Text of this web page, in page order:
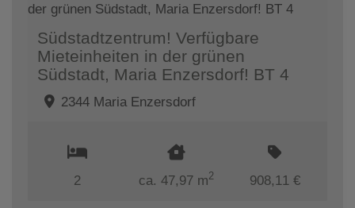
Südstadtzentrum! Verfügbare
Mieteinheiten in der grünen
Südstadt, Maria Enzersdorf! BT 4
2344 Maria Enzersdorf
2 ca. 47,97 m2 908,11 €